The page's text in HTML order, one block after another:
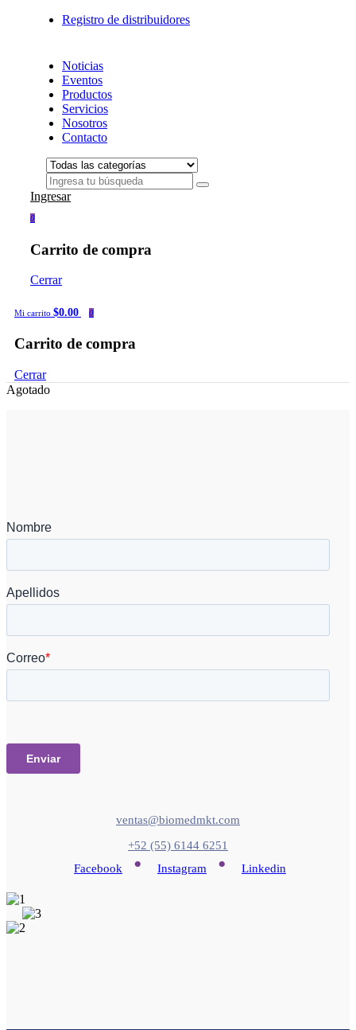
Registro de distribuidores
Noticias
Eventos
Productos
Servicios
Nosotros
Contacto
Ingresar
0
Carrito de compra
Cerrar
Mi carrito $0.00 0
Carrito de compra
Cerrar
Agotado
ventas@biomedmkt.com
+52 (55) 6144 6251
Facebook
• Instagram • Linkedin